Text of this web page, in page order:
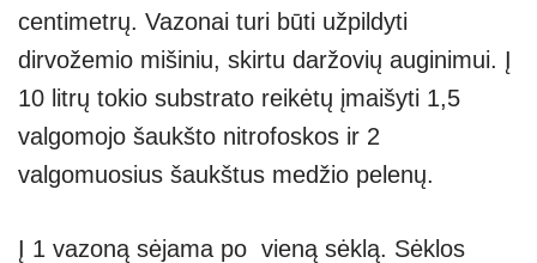
centimetrų. Vazonai turi būti užpildyti
dirvožemio mišiniu, skirtu daržovių auginimui. Į
10 litrų tokio substrato reikėtų įmaišyti 1,5
valgomojo šaukšto nitrofoskos ir 2
valgomuosius šaukštus medžio pelenų.
Į 1 vazoną sėjama po vieną sėklą. Sėklos